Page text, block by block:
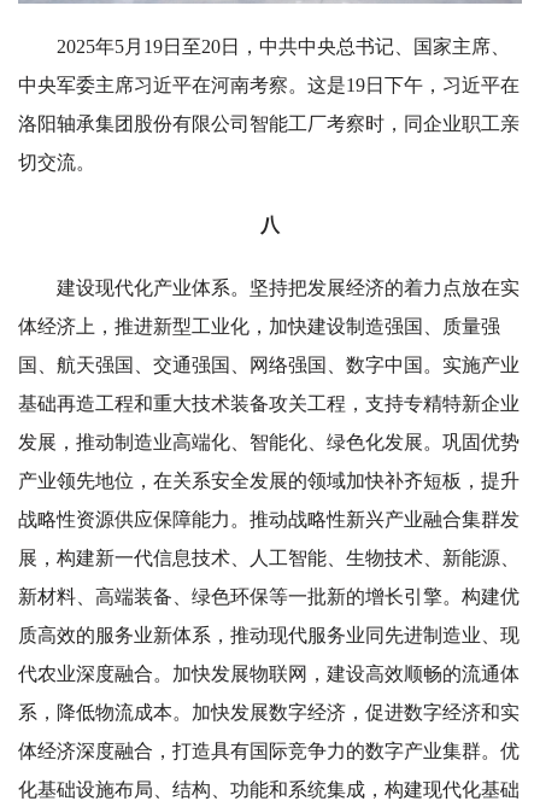
2025年5月19日至20日，中共中央总书记、国家主席、
中央军委主席习近平在河南考察。这是19日下午，习近平在
洛阳轴承集团股份有限公司智能工厂考察时，同企业职工亲
切交流。
八
建设现代化产业体系。坚持把发展经济的着力点放在实
体经济上，推进新型工业化，加快建设制造强国、质量强
国、航天强国、交通强国、网络强国、数字中国。实施产业
基础再造工程和重大技术装备攻关工程，支持专精特新企业
发展，推动制造业高端化、智能化、绿色化发展。巩固优势
产业领先地位，在关系安全发展的领域加快补齐短板，提升
战略性资源供应保障能力。推动战略性新兴产业融合集群发
展，构建新一代信息技术、人工智能、生物技术、新能源、
新材料、高端装备、绿色环保等一批新的增长引擎。构建优
质高效的服务业新体系，推动现代服务业同先进制造业、现
代农业深度融合。加快发展物联网，建设高效顺畅的流通体
系，降低物流成本。加快发展数字经济，促进数字经济和实
体经济深度融合，打造具有国际竞争力的数字产业集群。优
化基础设施布局、结构、功能和系统集成，构建现代化基础